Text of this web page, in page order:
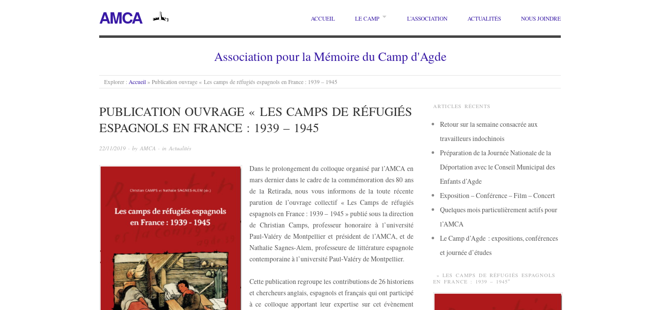
AMCA ACCUEIL LE CAMP L’ASSOCIATION ACTUALITÉS NOUS JOINDRE
Association pour la Mémoire du Camp d'Agde
Explorer : Accueil » Publication ouvrage « Les camps de réfugiés espagnols en France : 1939 – 1945
PUBLICATION OUVRAGE « LES CAMPS DE RÉFUGIÉS
ESPAGNOLS EN FRANCE : 1939 – 1945
22/11/2019 · by AMCA · in Actualités
Dans le prolongement du colloque organisé par l’AMCA en
mars dernier dans le cadre de la commémoration des 80 ans
de la Retirada, nous vous informons de la toute récente
parution de l’ouvrage collectif « Les Camps de réfugiés
espagnols en France : 1939 – 1945 » publié sous la direction
de Christian Camps, professeur honoraire à l’université
Paul-Valéry de Montpellier et président de l’AMCA, et de
Nathalie Sagnes-Alem, professeure de littérature espagnole
contemporaine à l’université Paul-Valéry de Montpellier.
Cette publication regroupe les contributions de 26 historiens
et chercheurs anglais, espagnols et français qui ont participé
à ce colloque apportant leur expertise sur cet évènement
ARTICLES RÉCENTS
Retour sur la semaine consacrée aux
travailleurs indochinois
Préparation de la Journée Nationale de la
Déportation avec le Conseil Municipal des
Enfants d’Agde
Exposition – Conférence – Film – Concert
Quelques mois particulièrement actifs pour
l’AMCA
Le Camp d’Agde : expositions, conférences
et journée d’études
» LES CAMPS DE RÉFUGIÉS ESPAGNOLS
EN FRANCE : 1939 – 1945″